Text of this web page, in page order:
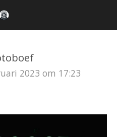
2023 om 17:23